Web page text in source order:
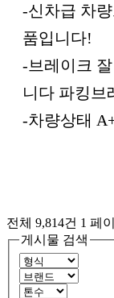
-신차급 차
품입니다!
-브레이크
니다 파킹브
-차량상태
전체 9,814건 1 페
게시물 검색